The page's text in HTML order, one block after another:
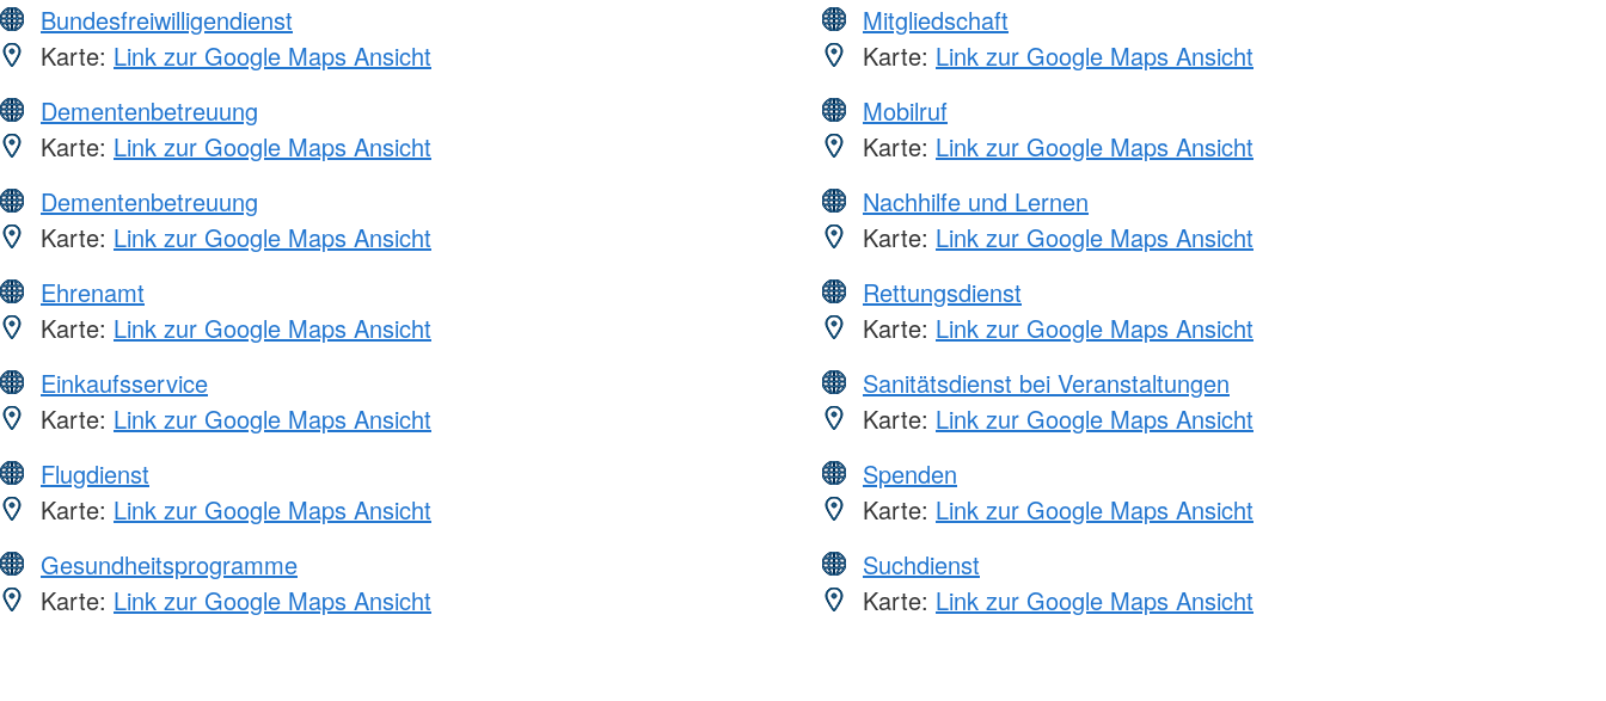
Bundesfreiwilligendienst
Karte: Link zur Google Maps Ansicht
Dementenbetreuung
Karte: Link zur Google Maps Ansicht
Dementenbetreuung
Karte: Link zur Google Maps Ansicht
Ehrenamt
Karte: Link zur Google Maps Ansicht
Einkaufsservice
Karte: Link zur Google Maps Ansicht
Flugdienst
Karte: Link zur Google Maps Ansicht
Gesundheitsprogramme
Karte: Link zur Google Maps Ansicht
Mitgliedschaft
Karte: Link zur Google Maps Ansicht
Mobilruf
Karte: Link zur Google Maps Ansicht
Nachhilfe und Lernen
Karte: Link zur Google Maps Ansicht
Rettungsdienst
Karte: Link zur Google Maps Ansicht
Sanitätsdienst bei Veranstaltungen
Karte: Link zur Google Maps Ansicht
Spenden
Karte: Link zur Google Maps Ansicht
Suchdienst
Karte: Link zur Google Maps Ansicht